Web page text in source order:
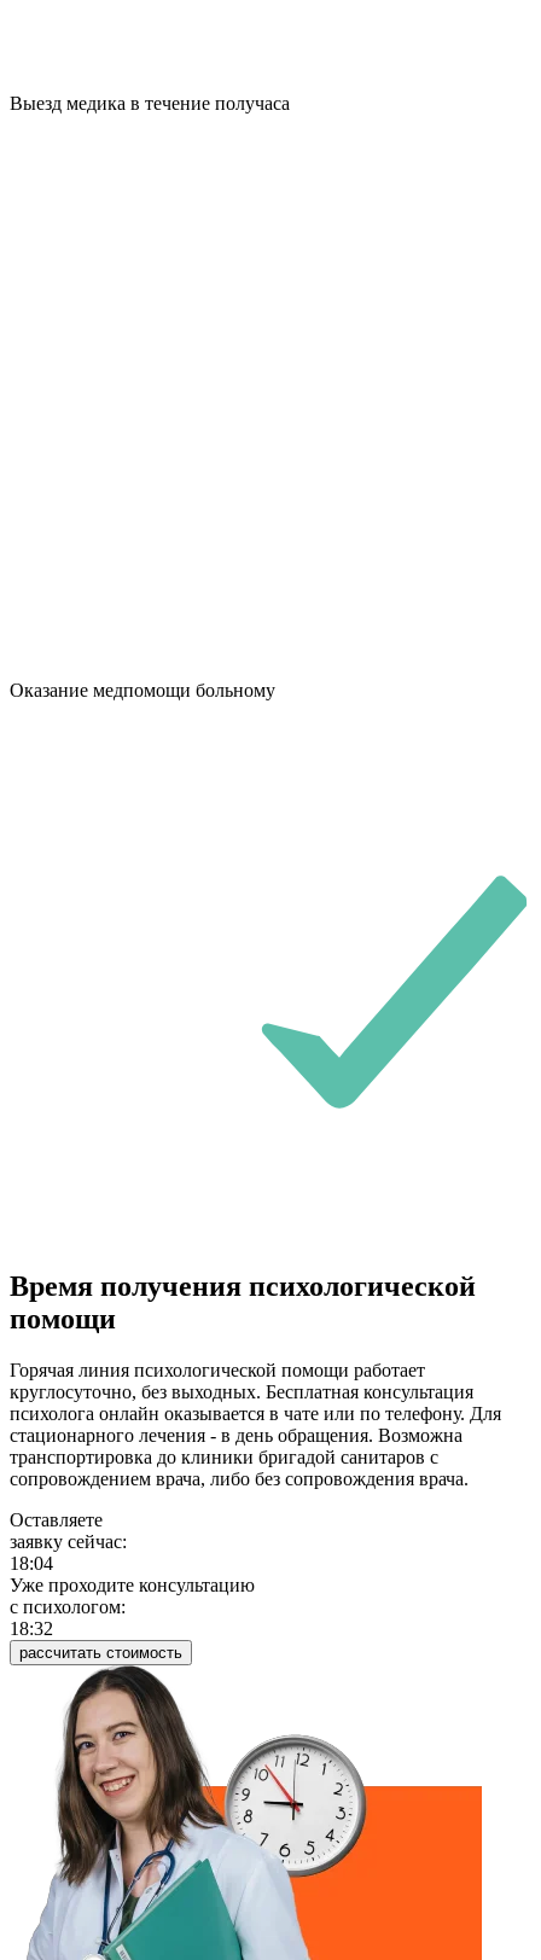
Выезд медика в течение получаса
Оказание медпомощи больному
Время получения психологической
помощи
Горячая линия психологической помощи работает
круглосуточно, без выходных. Бесплатная консультация
психолога онлайн оказывается в чате или по телефону. Для
стационарного лечения - в день обращения. Возможна
транспортировка до клиники бригадой санитаров с
сопровождением врача, либо без сопровождения врача.
Оставляете
заявку сейчас:
18:04
Уже проходите консультацию
c психологом:
18:32
рассчитать стоимость